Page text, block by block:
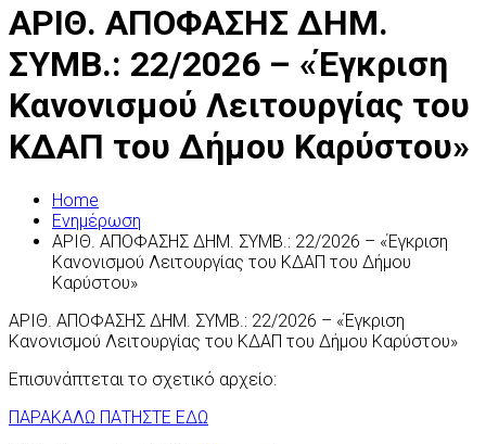
AΡΙΘ. ΑΠΟΦΑΣΗΣ ΔΗΜ.
ΣΥΜΒ.: 22/2026 – «Έγκριση
Κανονισμού Λειτουργίας του
ΚΔΑΠ του Δήμου Καρύστου»
Home
Ενημέρωση
AΡΙΘ. ΑΠΟΦΑΣΗΣ ΔΗΜ. ΣΥΜΒ.: 22/2026 – «Έγκριση
Κανονισμού Λειτουργίας του ΚΔΑΠ του Δήμου
Καρύστου»
AΡΙΘ. ΑΠΟΦΑΣΗΣ ΔΗΜ. ΣΥΜΒ.: 22/2026 – «Έγκριση
Κανονισμού Λειτουργίας του ΚΔΑΠ του Δήμου Καρύστου»
Επισυνάπτεται το σχετικό αρχείο:
ΠΑΡΑΚΑΛΩ ΠΑΤΗΣΤΕ ΕΔΩ